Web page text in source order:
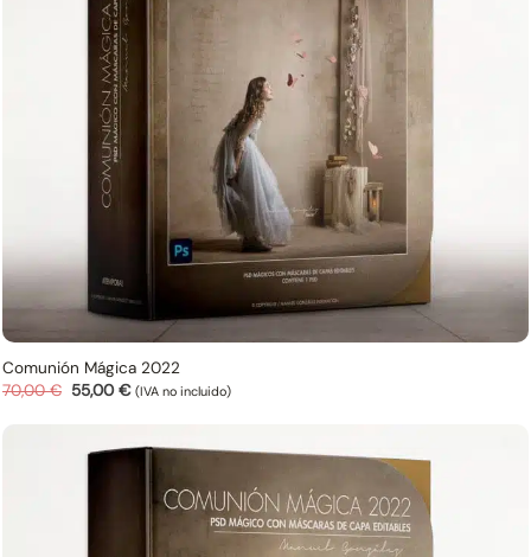
Comunión Mágica 2022
70,00€ El
precio
70,00 €.
55,00€El
precio
55,00 €.
(IVA no incluido)